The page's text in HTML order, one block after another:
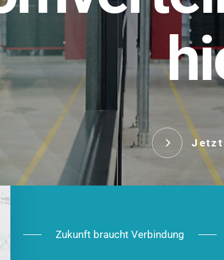
Jetzt
mit System. Robust im Alltag,
zukunftsfähig im Ausbau.
Zukunft braucht Verbindung